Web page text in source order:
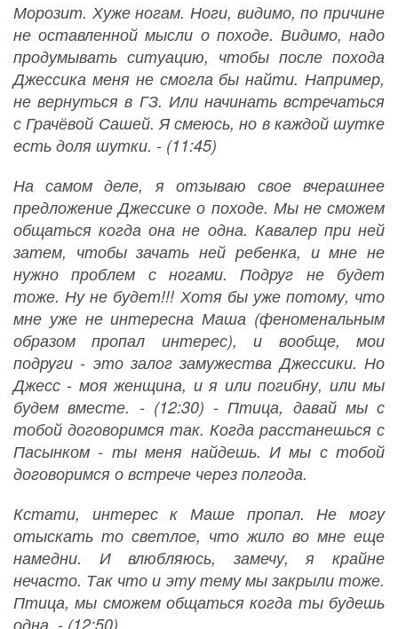
Морозит. Хуже ногам. Ноги, видимо, по причине
не оставленной мысли о походе. Видимо, надо
продумывать ситуацию, чтобы после похода
Джессика меня не смогла бы найти. Например,
не вернуться в ГЗ. Или начинать встречаться
с Грачёвой Сашей. Я смеюсь, но в каждой шутке
есть доля шутки. - (11:45)
На самом деле, я отзываю свое вчерашнее
предложение Джессике о походе. Мы не сможем
общаться когда она не одна. Кавалер при ней
затем, чтобы зачать ней ребенка, и мне не
нужно проблем с ногами. Подруг не будет
тоже. Ну не будет!!! Хотя бы уже потому, что
мне уже не интересна Маша (феноменальным
образом пропал интерес), и вообще, мои
подруги - это залог замужества Джессики. Но
Джесс - моя женщина, и я или погибну, или мы
будем вместе. - (12:30) - Птица, давай мы с
тобой договоримся так. Когда расстанешься с
Пасынком - ты меня найдешь. И мы с тобой
договоримся о встрече через полгода.
Кстати, интерес к Маше пропал. Не могу
отыскать то светлое, что жило во мне еще
намедни. И влюбляюсь, замечу, я крайне
нечасто. Так что и эту тему мы закрыли тоже.
Птица, мы сможем общаться когда ты будешь
одна. - (12:50)